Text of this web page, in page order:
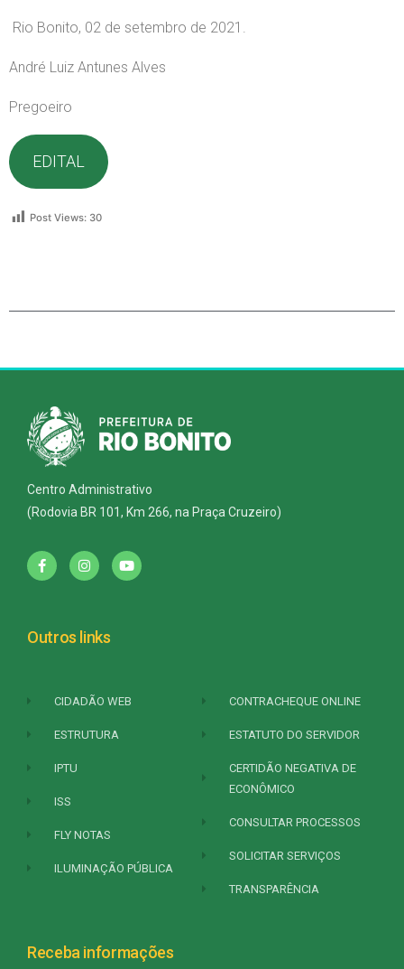
Rio Bonito, 02 de setembro de 2021.
André Luiz Antunes Alves
Pregoeiro
EDITAL
Post Views: 30
Centro Administrativo
(Rodovia BR 101, Km 266, na Praça Cruzeiro)
Outros links
CIDADÃO WEB
ESTRUTURA
IPTU
ISS
FLY NOTAS
ILUMINAÇÃO PÚBLICA
CONTRACHEQUE ONLINE
ESTATUTO DO SERVIDOR
CERTIDÃO NEGATIVA DE
ECONÔMICO
CONSULTAR PROCESSOS
SOLICITAR SERVIÇOS
TRANSPARÊNCIA
Receba informações